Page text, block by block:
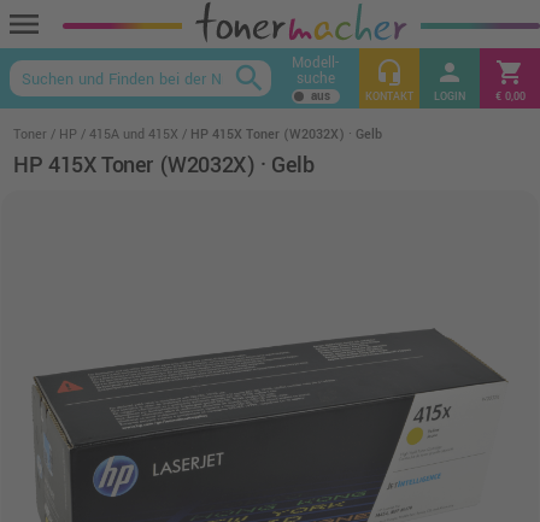
menu
keyboard_arrow_up
search Modell-
suche headset_mic
KONTAKT
person
LOGIN
shopping_cart
€ 0,00
Toner HP 415A und 415X HP 415X Toner (W2032X) · Gelb
HP 415X Toner (W2032X) · Gelb